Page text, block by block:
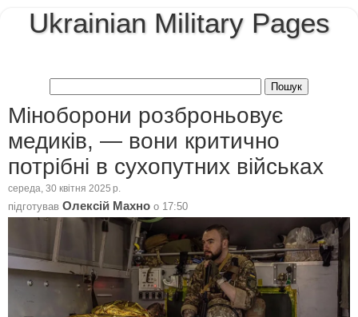
Ukrainian Military Pages
Міноборони розброньовує
медиків, — вони критично
потрібні в сухопутних військах
середа, 30 квітня 2025 р.
підготував Олексій Махно о 17:50